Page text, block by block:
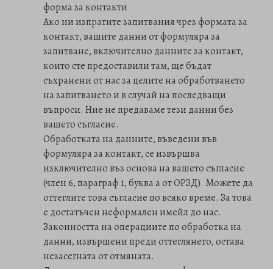
форма за контакти
Ако ни изпратите запитвания чрез формата за
контакт, вашите данни от формуляра за
запитване, включително данните за контакт,
които сте предоставили там, ще бъдат
съхранени от нас за целите на обработването
на запитването и в случай на последващи
въпроси. Ние не предаваме тези данни без
вашето съгласие.
Обработката на данните, въведени във
формуляра за контакт, се извършва
изключително въз основа на вашето съгласие
(член 6, параграф 1, буква а от ОРЗД). Можете да
оттеглите това съгласие по всяко време. За това
е достатъчен неформален имейл до нас.
Законността на операциите по обработка на
данни, извършени преди оттеглянето, остава
незасегната от отмяната.